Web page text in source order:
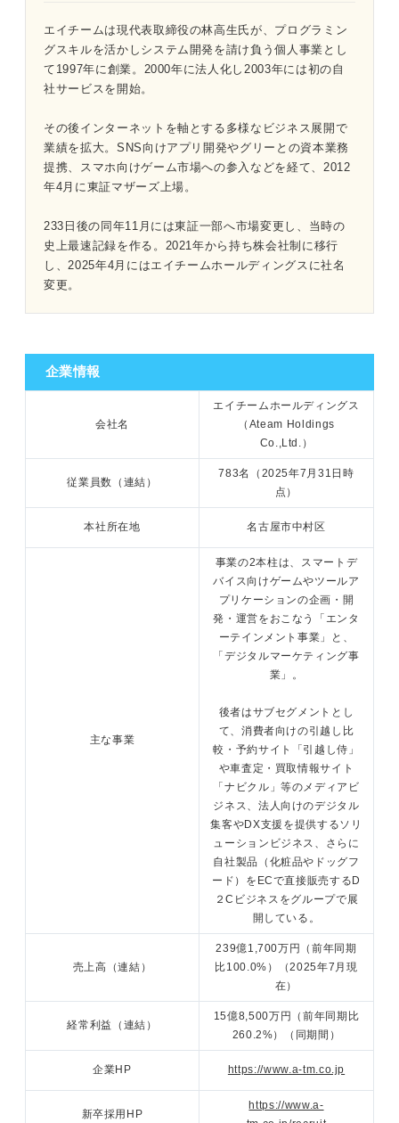
エイチームは現代表取締役の林高生氏が、プログラミン
グスキルを活かしシステム開発を請け負う個人事業とし
て1997年に創業。2000年に法人化し2003年には初の自
社サービスを開始。
その後インターネットを軸とする多様なビジネス展開で
業績を拡大。SNS向けアプリ開発やグリーとの資本業務
提携、スマホ向けゲーム市場への参入などを経て、2012
年4月に東証マザーズ上場。
233日後の同年11月には東証一部へ市場変更し、当時の
史上最速記録を作る。2021年から持ち株会社制に移行
し、2025年4月にはエイチームホールディングスに社名
変更。
会社名
エイチームホールディングス
（Ateam Holdings
Co.,Ltd.）
従業員数（連結）
783名（2025年7月31日時
点）
本社所在地 名古屋市中村区
主な事業
事業の2本柱は、スマートデ
バイス向けゲームやツールア
プリケーションの企画・開
発・運営をおこなう「エンタ
ーテインメント事業」と、
「デジタルマーケティング事
業」。
後者はサブセグメントとし
て、消費者向けの引越し比
較・予約サイト「引越し侍」
や車査定・買取情報サイト
「ナビクル」等のメディアビ
ジネス、法人向けのデジタル
集客やDX支援を提供するソリ
ューションビジネス、さらに
自社製品（化粧品やドッグフ
ード）をECで直接販売するD
２Cビジネスをグループで展
開している。
売上高（連結）
239億1,700万円（前年同期
比100.0%）（2025年7月現
在）
経常利益（連結）
15億8,500万円（前年同期比
260.2%）（同期間）
企業HP https://www.a-tm.co.jp
新卒採用HP
https://www.a-
企業情報
「エイチームがやばい」と言われる5つの理由｜プロが読
み解く
①会社の業績見通しや将来性が不安だから
➁給料が良いとはいえないから
③仕事によっては残業が多いから
⑤新卒一括採用を止めてしまったから